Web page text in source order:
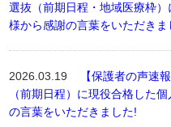
選抜（前期日程・地域医療枠
様から感謝の言葉をいただきま
2026.03.19
【保護者の声速
（前期日程）に現役合格した
の言葉をいただきました!